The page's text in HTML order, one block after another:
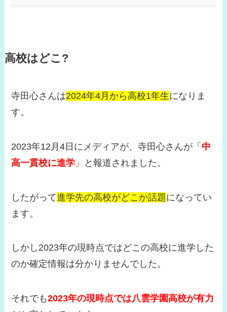
高校はどこ?
寺田心さんは2024年4月から高校1年生になりま
す。
2023年12月4日にメディアが、寺田心さんが「 中
高一貫校に進学 」と報道されました。
したがって進学先の高校がどこか話題になってい
ます。
しかし2023年の現時点ではどこの高校に進学した
のか確定情報は分かりませんでした。
それでも2023年の現時点では八雲学園高校が有力